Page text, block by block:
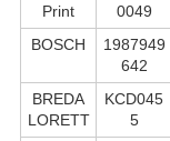
Print
0049
BOSCH
1987949
642
BREDA
LORETT
KCD045
5